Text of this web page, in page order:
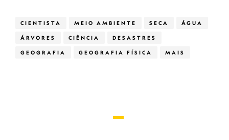
CIENTISTA MEIO AMBIENTE SECA ÁGUA
ÁRVORES CIÊNCIA DESASTRES
GEOGRAFIA GEOGRAFIA FÍSICA MAIS